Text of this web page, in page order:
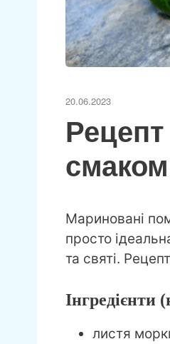
20.06.2023
Мариновані
просто
та святі.
Інгредієнти
листя